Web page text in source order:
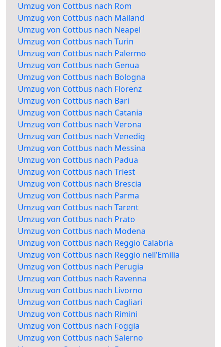
Umzug von Cottbus nach Rom
Umzug von Cottbus nach Mailand
Umzug von Cottbus nach Neapel
Umzug von Cottbus nach Turin
Umzug von Cottbus nach Palermo
Umzug von Cottbus nach Genua
Umzug von Cottbus nach Bologna
Umzug von Cottbus nach Florenz
Umzug von Cottbus nach Bari
Umzug von Cottbus nach Catania
Umzug von Cottbus nach Verona
Umzug von Cottbus nach Venedig
Umzug von Cottbus nach Messina
Umzug von Cottbus nach Padua
Umzug von Cottbus nach Triest
Umzug von Cottbus nach Brescia
Umzug von Cottbus nach Parma
Umzug von Cottbus nach Tarent
Umzug von Cottbus nach Prato
Umzug von Cottbus nach Modena
Umzug von Cottbus nach Reggio Calabria
Umzug von Cottbus nach Reggio nell’Emilia
Umzug von Cottbus nach Perugia
Umzug von Cottbus nach Ravenna
Umzug von Cottbus nach Livorno
Umzug von Cottbus nach Cagliari
Umzug von Cottbus nach Rimini
Umzug von Cottbus nach Foggia
Umzug von Cottbus nach Salerno